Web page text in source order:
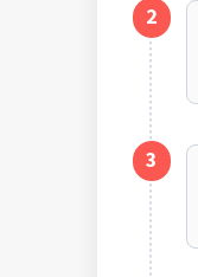
2
3